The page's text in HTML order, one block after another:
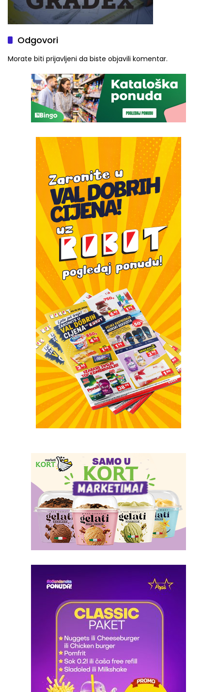
Odgovori
Morate biti prijavljeni da biste objavili komentar.